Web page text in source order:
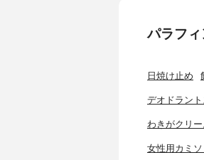
パラフ
日焼け止め
デオドラン
わきがクリ
女性用カミソ